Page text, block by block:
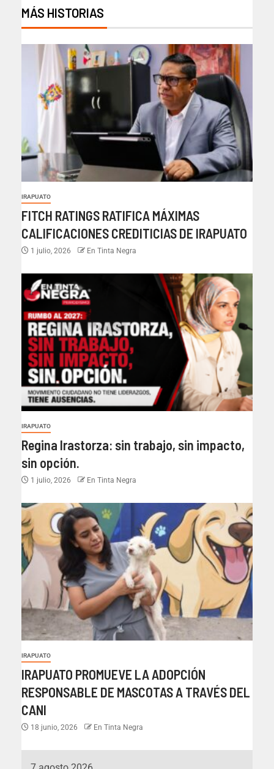
MÁS HISTORIAS
IRAPUATO
FITCH RATINGS RATIFICA MÁXIMAS
CALIFICACIONES CREDITICIAS DE IRAPUATO
1 julio, 2026 En Tinta Negra
IRAPUATO
Regina Irastorza: sin trabajo, sin impacto,
sin opción.
1 julio, 2026 En Tinta Negra
IRAPUATO
IRAPUATO PROMUEVE LA ADOPCIÓN
RESPONSABLE DE MASCOTAS A TRAVÉS DEL
CANI
18 junio, 2026 En Tinta Negra